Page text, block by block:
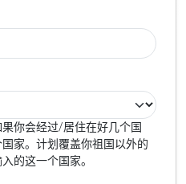
你会经过/居住在好几个国
家。计划覆盖你祖国以外的
的这一个国家。